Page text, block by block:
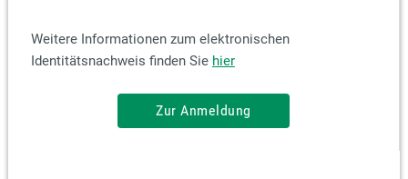
Weitere Informationen zum elektronischen
Identitätsnachweis finden Sie hier
Zur Anmeldung